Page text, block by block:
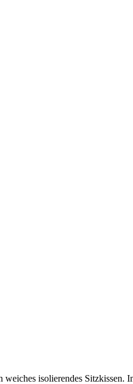
isolierendes Sitzkissen.